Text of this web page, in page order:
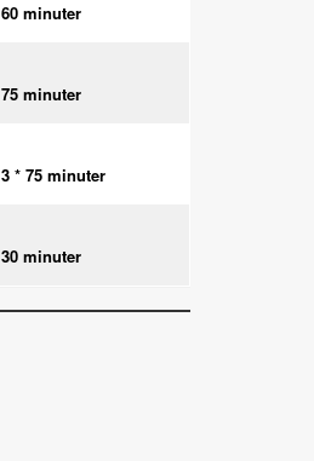
60 minuter
75 minuter
3 * 75 minuter
30 minuter